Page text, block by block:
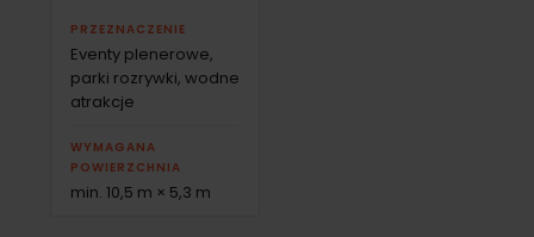
PRZEZNACZENIE
Eventy plenerowe,
parki rozrywki, wodne
atrakcje
WYMAGANA
POWIERZCHNIA
min. 10,5 m × 5,3 m